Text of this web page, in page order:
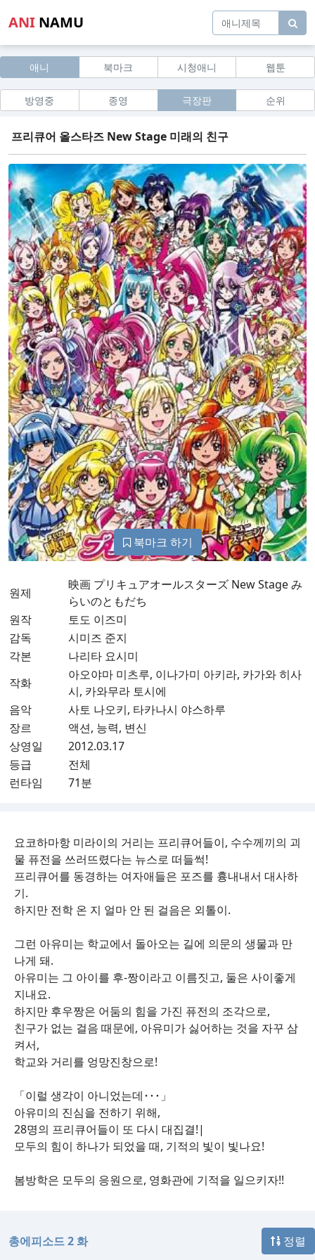
ANI NAMU
애니 북마크 시청애니 웹툰
방영중 종영 극장판 순위
프리큐어 올스타즈 New Stage 미래의 친구
북마크 하기
원제
映画 プリキュアオールスターズ New Stage み
らいのともだち
원작
토도 이즈미
감독
시미즈 준지
각본
나리타 요시미
작화
아오야마 미츠루, 이나가미 아키라, 카가와 히사
시, 카와무라 토시에
음악
사토 나오키, 타카나시 야스하루
장르
액션, 능력, 변신
상영일
2012.03.17
등급
전체
런타임
71분
요코하마항 미라이의 거리는 프리큐어들이, 수수께끼의 괴
물 퓨전을 쓰러뜨렸다는 뉴스로 떠들썩!
프리큐어를 동경하는 여자애들은 포즈를 흉내내서 대사하
기.
하지만 전학 온 지 얼마 안 된 걸음은 외톨이.
그런 아유미는 학교에서 돌아오는 길에 의문의 생물과 만
나게 돼.
아유미는 그 아이를 후-짱이라고 이름짓고, 둘은 사이좋게
지내요.
하지만 후우짱은 어둠의 힘을 가진 퓨전의 조각으로,
친구가 없는 걸음 때문에, 아유미가 싫어하는 것을 자꾸 삼
켜서,
학교와 거리를 엉망진창으로!
「이럴 생각이 아니었는데･･･」
아유미의 진심을 전하기 위해,
28명의 프리큐어들이 또 다시 대집결!|
모두의 힘이 하나가 되었을 때, 기적의 빛이 빛나요!
봄방학은 모두의 응원으로, 영화관에 기적을 일으키자!!
총에피소드 2 화 정렬